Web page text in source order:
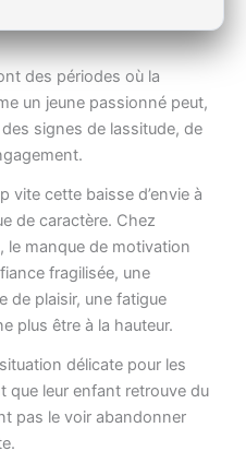
des périodes où la
un jeune passionné peut,
signes de lassitude, de
vite cette baisse d’envie à
de caractère. Chez
le manque de motivation
fragilisée, une
de plaisir, une fatigue
plus être à la hauteur.
délicate pour les
que leur enfant retrouve du
pas le voir abandonner